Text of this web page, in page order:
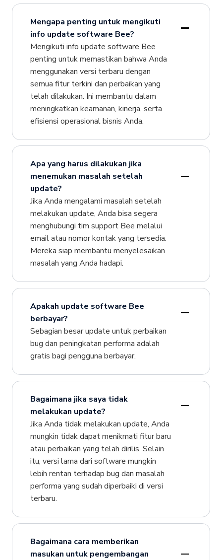
Mengapa penting untuk mengikuti
info update software Bee?
Mengikuti info update software Bee
penting untuk memastikan bahwa Anda
menggunakan versi terbaru dengan
semua fitur terkini dan perbaikan yang
telah dilakukan. Ini membantu dalam
meningkatkan keamanan, kinerja, serta
efisiensi operasional bisnis Anda.
Apa yang harus dilakukan jika
menemukan masalah setelah
update?
Jika Anda mengalami masalah setelah
melakukan update, Anda bisa segera
menghubungi tim support Bee melalui
email atau nomor kontak yang tersedia.
Mereka siap membantu menyelesaikan
masalah yang Anda hadapi.
Apakah update software Bee
berbayar?
Sebagian besar update untuk perbaikan
bug dan peningkatan performa adalah
gratis bagi pengguna berbayar.
Bagaimana jika saya tidak
melakukan update?
Jika Anda tidak melakukan update, Anda
mungkin tidak dapat menikmati fitur baru
atau perbaikan yang telah dirilis. Selain
itu, versi lama dari software mungkin
lebih rentan terhadap bug dan masalah
performa yang sudah diperbaiki di versi
terbaru.
Bagaimana cara memberikan
masukan untuk pengembangan